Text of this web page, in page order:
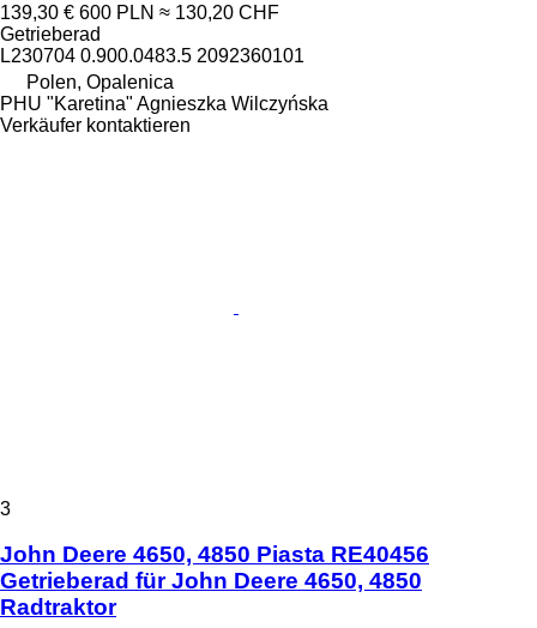
139,30 € 600 PLN ≈ 130,20 CHF
Getrieberad
L230704 0.900.0483.5 2092360101
Polen, Opalenica
PHU "Karetina" Agnieszka Wilczyńska
Verkäufer kontaktieren
3
John Deere 4650, 4850 Piasta RE40456
Getrieberad für John Deere 4650, 4850
Radtraktor